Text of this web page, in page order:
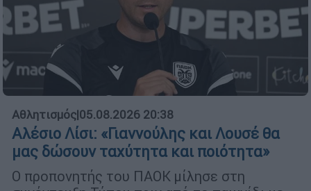
Αθλητισμός|05.08.2026 20:38
Αλέσιο Λίσι: «Γιαννούλης και Λουσέ θα
μας δώσουν ταχύτητα και ποιότητα»
Ο προπονητής του ΠΑΟΚ μίλησε στη